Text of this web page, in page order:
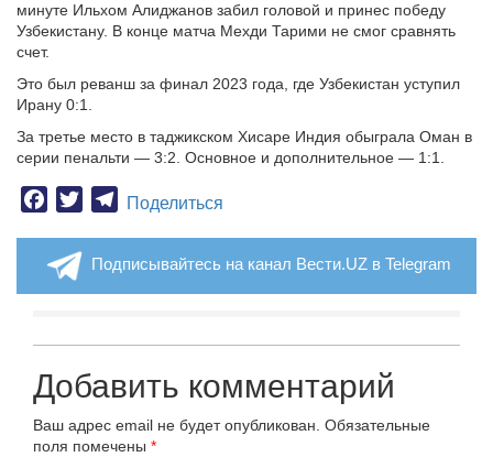
минуте Ильхом Алиджанов забил головой и принес победу
Узбекистану. В конце матча Мехди Тарими не смог сравнять
счет.
Это был реванш за финал 2023 года, где Узбекистан уступил
Ирану 0:1.
За третье место в таджикском Хисаре Индия обыграла Оман в
серии пенальти — 3:2. Основное и дополнительное — 1:1.
Facebook
TwitterTelegram
Поделиться
Подписывайтесь на канал Вести.UZ в Telegram
Добавить комментарий
Ваш адрес email не будет опубликован. Обязательные
поля помечены *